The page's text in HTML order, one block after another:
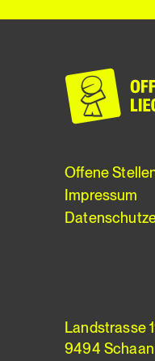
Landstrasse
9494 Schaan
Offene
Impressum